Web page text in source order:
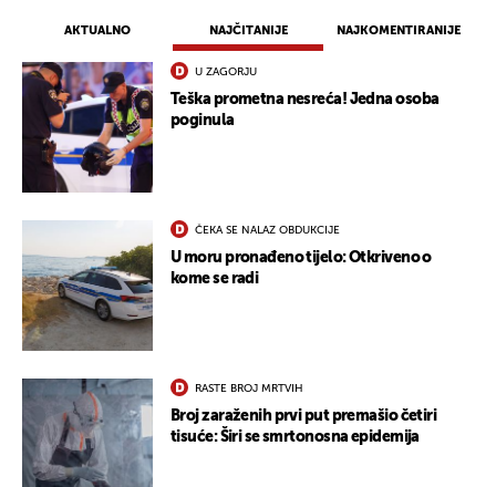
AKTUALNO NAJČITANIJE NAJKOMENTIRANIJE
U ZAGORJU
Teška prometna nesreća! Jedna osoba
poginula
ČEKA SE NALAZ OBDUKCIJE
U moru pronađeno tijelo: Otkriveno o
kome se radi
RASTE BROJ MRTVIH
Broj zaraženih prvi put premašio četiri
tisuće: Širi se smrtonosna epidemija